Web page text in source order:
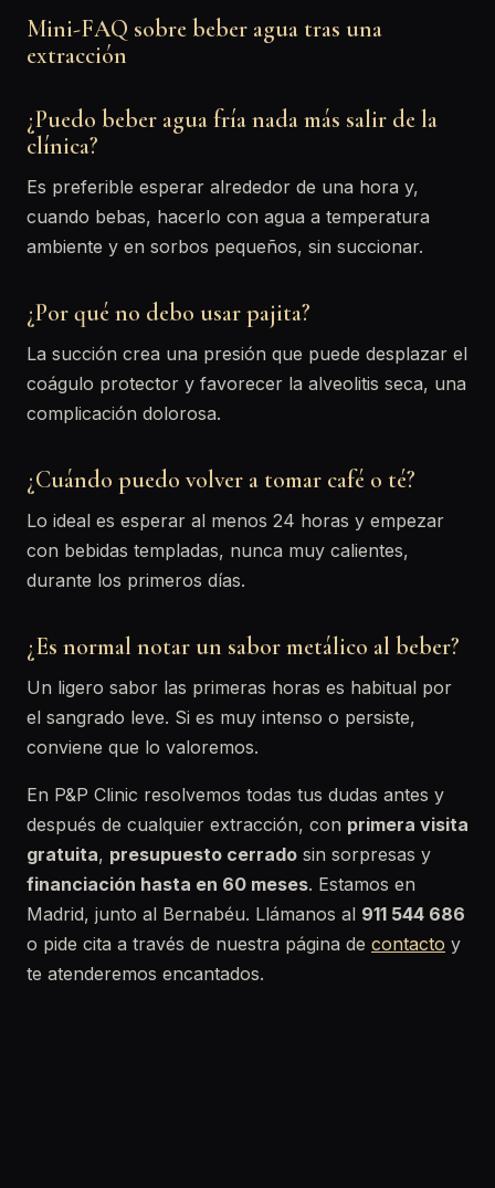
Mini-FAQ sobre beber agua tras una
extracción
¿Puedo beber agua fría nada más salir de la
clínica?
Es preferible esperar alrededor de una hora y,
cuando bebas, hacerlo con agua a temperatura
ambiente y en sorbos pequeños, sin succionar.
¿Por qué no debo usar pajita?
La succión crea una presión que puede desplazar el
coágulo protector y favorecer la alveolitis seca, una
complicación dolorosa.
¿Cuándo puedo volver a tomar café o té?
Lo ideal es esperar al menos 24 horas y empezar
con bebidas templadas, nunca muy calientes,
durante los primeros días.
¿Es normal notar un sabor metálico al beber?
Un ligero sabor las primeras horas es habitual por
el sangrado leve. Si es muy intenso o persiste,
conviene que lo valoremos.
En P&P Clinic resolvemos todas tus dudas antes y
después de cualquier extracción, con primera visita
gratuita, presupuesto cerrado sin sorpresas y
financiación hasta en 60 meses. Estamos en
Madrid, junto al Bernabéu. Llámanos al 911 544 686
o pide cita a través de nuestra página de contacto y
te atenderemos encantados.